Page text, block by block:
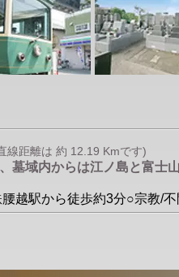
線距離は 約 12.19 Kmです)
域内からは江ノ島と富士
越駅から徒歩約3分○宗教/